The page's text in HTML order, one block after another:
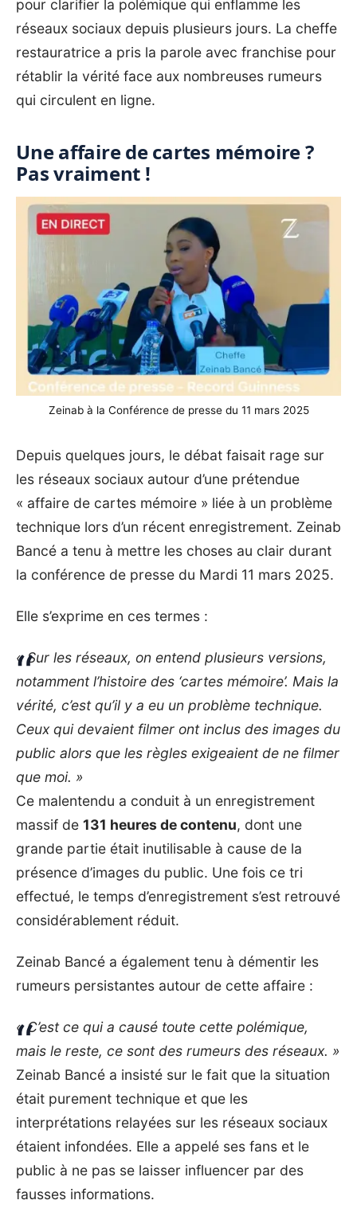
pour clarifier la polémique qui enflamme les
réseaux sociaux depuis plusieurs jours. La cheffe
restauratrice a pris la parole avec franchise pour
rétablir la vérité face aux nombreuses rumeurs
qui circulent en ligne.
Une affaire de cartes mémoire ?
Pas vraiment !
Zeinab à la Conférence de presse du 11 mars 2025
Depuis quelques jours, le débat faisait rage sur
les réseaux sociaux autour d’une prétendue
« affaire de cartes mémoire » liée à un problème
technique lors d’un récent enregistrement. Zeinab
Bancé a tenu à mettre les choses au clair durant
la conférence de presse du Mardi 11 mars 2025.
Elle s’exprime en ces termes :
« Sur les réseaux, on entend plusieurs versions,
notamment l’histoire des ‘cartes mémoire’. Mais la
vérité, c’est qu’il y a eu un problème technique.
Ceux qui devaient filmer ont inclus des images du
public alors que les règles exigeaient de ne filmer
que moi. »
Ce malentendu a conduit à un enregistrement
massif de 131 heures de contenu, dont une
grande partie était inutilisable à cause de la
présence d’images du public. Une fois ce tri
effectué, le temps d’enregistrement s’est retrouvé
considérablement réduit.
Zeinab Bancé a également tenu à démentir les
rumeurs persistantes autour de cette affaire :
« C’est ce qui a causé toute cette polémique,
mais le reste, ce sont des rumeurs des réseaux. »
Zeinab Bancé a insisté sur le fait que la situation
était purement technique et que les
interprétations relayées sur les réseaux sociaux
étaient infondées. Elle a appelé ses fans et le
public à ne pas se laisser influencer par des
fausses informations.